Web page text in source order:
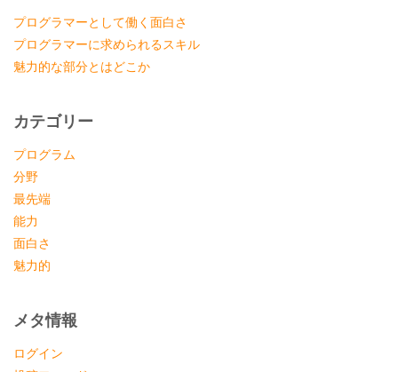
プログラマーとして働く面白さ
プログラマーに求められるスキル
魅力的な部分とはどこか
カテゴリー
プログラム
分野
最先端
能力
面白さ
魅力的
メタ情報
ログイン